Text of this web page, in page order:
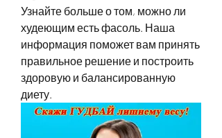
Узнайте больше о том, можно ли
худеющим есть фасоль. Наша
информация поможет вам принять
правильное решение и построить
здоровую и балансированную
диету.